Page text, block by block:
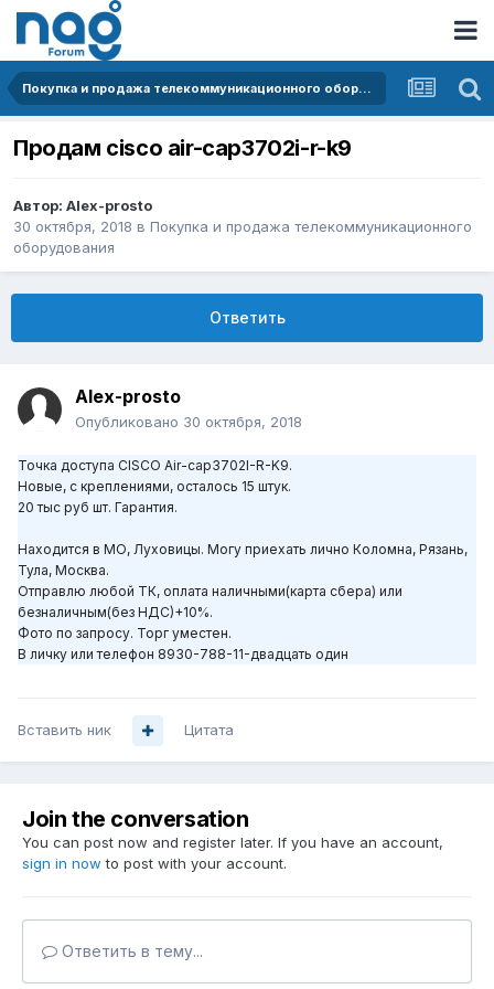
Покупка и продажа телекоммуникационного оборудования
Продам cisco air-cap3702i-r-k9
Автор: Alex-prosto
30 октября, 2018 в Покупка и продажа телекоммуникационного
оборудования
Ответить
Alex-prosto
Опубликовано 30 октября, 2018
Точка доступа CISCO Air-cap3702I-R-K9.
Новые, с креплениями, осталось 15 штук.
20 тыс руб шт. Гарантия.
Находится в МО, Луховицы. Могу приехать лично Коломна, Рязань,
Тула, Москва.
Отправлю любой ТК, оплата наличными(карта сбера) или
безналичным(без НДС)+10%.
Фото по запросу. Торг уместен.
В личку или телефон 8930-788-11-двадцать один
Вставить ник Цитата
Join the conversation
You can post now and register later. If you have an account,
sign in now to post with your account.
Ответить в тему...